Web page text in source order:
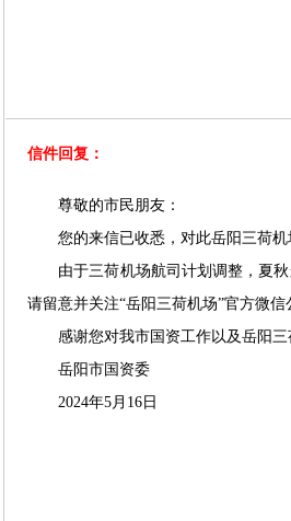
信件回复：
尊敬的市民朋友：
您的来信已收悉，对此岳阳三荷机
由于三荷机场航司计划调整，夏秋
请留意并关注“岳阳三荷机场”官方微信
感谢您对我市国资工作以及岳阳三
岳阳市国资委
2024年5月16日